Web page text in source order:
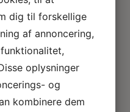
dig til forskellige
af annoncering,
oplysninger
og
kombinere dem